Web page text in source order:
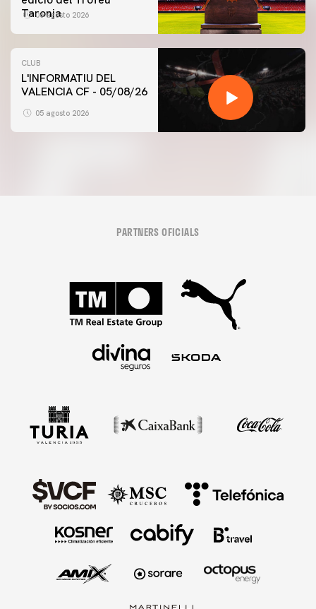
Taronja
06 agosto 2026
CLUB
L'INFORMATIU DEL
VALENCIA CF - 05/08/26
05 agosto 2026
PARTNERS OFICIALS